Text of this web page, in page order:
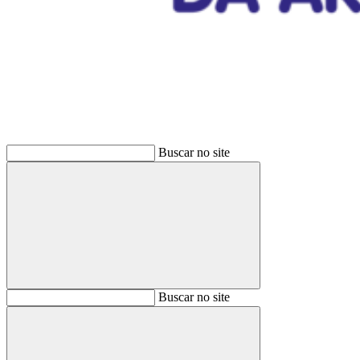
Buscar no site
BuscarBuscar no site